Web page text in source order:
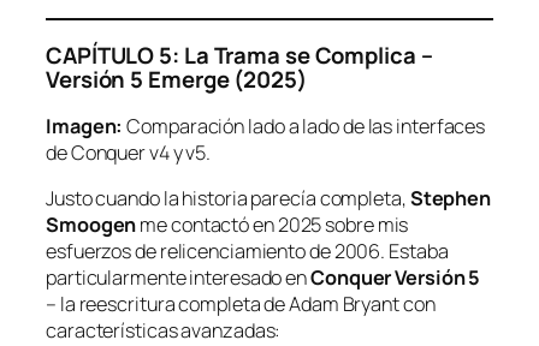
CAPÍTULO 5: La Trama se Complica –
Versión 5 Emerge (2025)
Imagen: Comparación lado a lado de las interfaces
de Conquer v4 y v5.
Justo cuando la historia parecía completa,Stephen
Smoogenme contactó en 2025 sobre mis
esfuerzos de relicenciamiento de 2006. Estaba
particularmente interesado enConquer Versión 5
– la reescritura completa de Adam Bryant con
características avanzadas: